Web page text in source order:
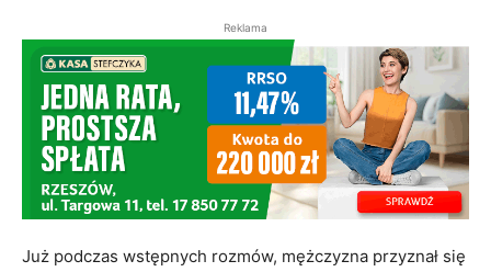
Reklama
Już podczas wstępnych rozmów, mężczyzna przyznał się